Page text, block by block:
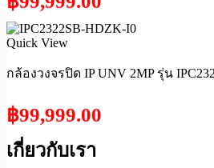
Quick View
กล้องวงจรปิด IP UNV 2MP รุ่น
฿99,999.00
เกี่ยวกับเรา